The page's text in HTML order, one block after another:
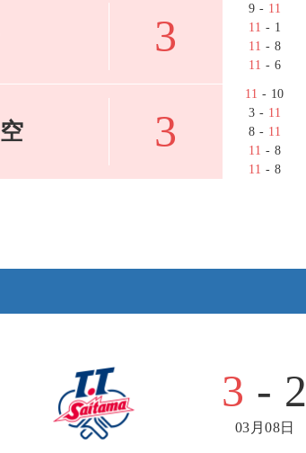
3
9 - 11
11 - 1
11 - 8
11 - 6
3
11 - 10
3 - 11
8 - 11
11 - 8
11 - 8
3 - 2
03月08日